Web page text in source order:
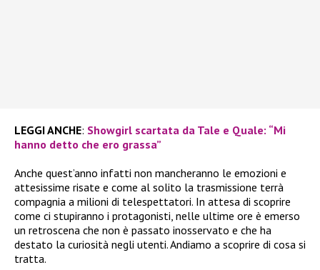
LEGGI ANCHE: Showgirl scartata da Tale e Quale: “Mi
hanno detto che ero grassa”
Anche quest’anno infatti non mancheranno le emozioni e
attesissime risate e come al solito la trasmissione terrà
compagnia a milioni di telespettatori. In attesa di scoprire
come ci stupiranno i protagonisti, nelle ultime ore è emerso
un retroscena che non è passato inosservato e che ha
destato la curiosità negli utenti. Andiamo a scoprire di cosa si
tratta.